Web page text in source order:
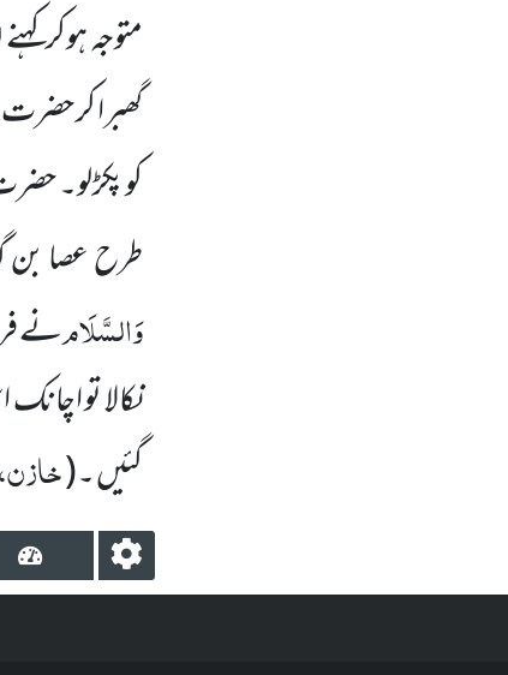
متوجہ
گھبرا کر
کو پکڑلو۔
طرح عصا بن
وَالسَّلَامنے
نکالا تو
گئیں ۔(